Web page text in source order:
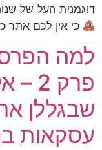
דוגמנית העל של שנות
כי אין לכם אתר
למה
שבגללן
עסקאות